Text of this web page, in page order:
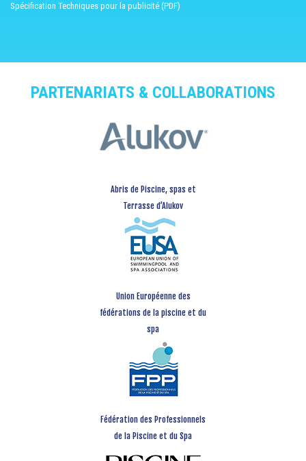
Spécification Techniques pour la publicité (PDF)
PARTENARIATS & COLLABORATIONS
Abris de Piscine, spas et
Terrasse d’Alukov
Union Européenne des
fédérations de la piscine et du
spa
Fédération des Professionnels
de la Piscine et du Spa